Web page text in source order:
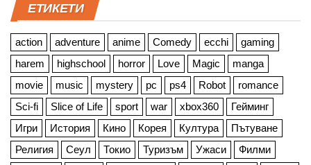
ЕТИКЕТИ
action adventure anime Comedy ecchi
gaming
harem
highschool horror Love Magic
manga
movie
music mystery pc ps4 Robot
romance
Sci-fi
Slice of Life sport war xbox360
Гейминг
Игри
История Кино Корея Култура
Пътуване
Религия
Сеул Токио Туризъм Ужаси Филми